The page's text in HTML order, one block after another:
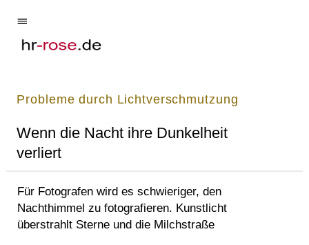
Probleme durch Lichtverschmutzung
Wenn die Nacht ihre Dunkelheit
verliert
Für Fotografen wird es schwieriger, den
Nachthimmel zu fotografieren. Kunstlicht
überstrahlt Sterne und die Milchstraße